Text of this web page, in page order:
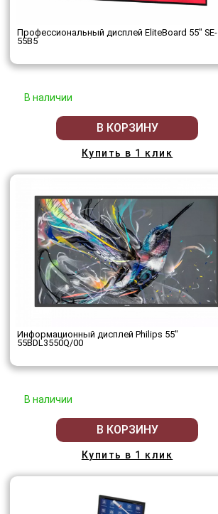
Профессиональный дисплей EliteBoard 55" SE-
55B5
В наличии
В КОРЗИНУ
Купить в 1 клик
Информационный дисплей Philips 55"
55BDL3550Q/00
В наличии
В КОРЗИНУ
Купить в 1 клик